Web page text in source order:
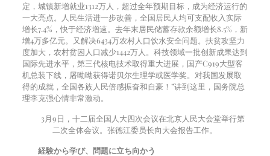
定，城镇新增就业1312万人，超过全年预期目标，成为经济运行的
一大亮点。人民生活进一步改善，全国居民人均可支配收入实际
增长7.4% ，快于经济增速。去年末居民储蓄存款余额增长8.5% ，新
增4万多亿元。又解决6434万农村人口饮水安全问题。扶贫攻坚力
度加大，农村贫困人口减少1442万人。科技领域一批创新成果达到
国际先进水平，第三代核电技术取得重大进展，国产C919大型客
机总装下线，屠呦呦获得诺贝尔生理学或医学奖。对我国发展取
得的成就，全国各族人民倍感振奋和自豪！”讲到这里，国务院总
理李克强心情非常激动。
3月9日，十二届全国人大四次会议在北京人民大会堂举行第
二次全体会议。张德江委员长向大会报告工作。
経験から学び、問題に立ち向かう